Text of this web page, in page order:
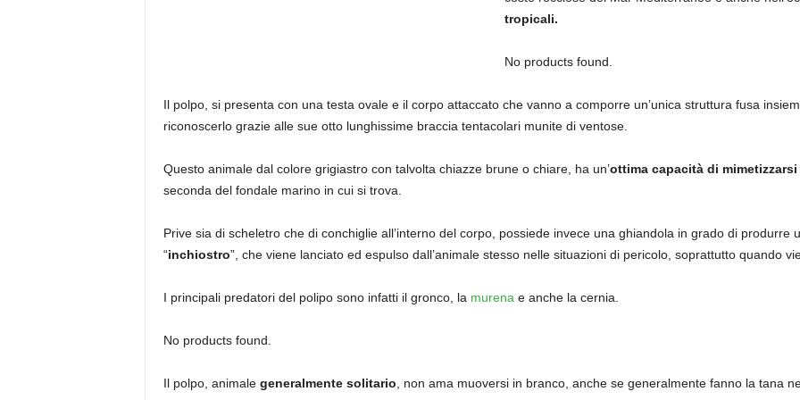
tropicali.
No products found.
Il polpo, si presenta con una testa ovale e il corpo attaccato che vanno a comporre un’unica struttura fusa
riconoscerlo grazie alle sue otto lunghissime braccia tentacolari munite di ventose.
Questo animale dal colore grigiastro con talvolta chiazze brune o chiare, ha un’ottima capacità di mimetizzarsi
seconda del fondale marino in cui si trova.
Prive sia di scheletro che di conchiglie all’interno del corpo, possiede invece una ghiandola in grado di produrre
“inchiostro”, che viene lanciato ed espulso dall’animale stesso nelle situazioni di pericolo, soprattutto quando
I principali predatori del polipo sono infatti il gronco, la murena e anche la cernia.
No products found.
Il polpo, animale generalmente solitario , non ama muoversi in branco, anche se generalmente fanno la tana